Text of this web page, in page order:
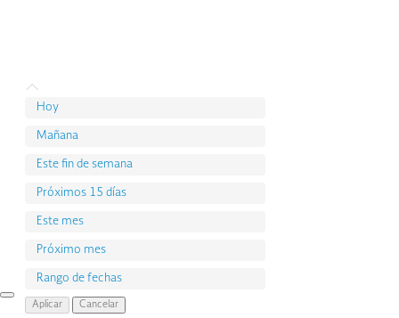
Interruptor
Hoy
Mañana
Este fin de semana
Próximos 15 días
Este mes
Próximo mes
Rango de fechas
Aplicar Cancelar